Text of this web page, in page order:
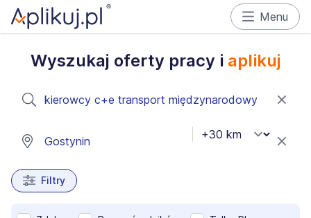
Menu
Wyszukaj oferty pracy i aplikuj
Filtry